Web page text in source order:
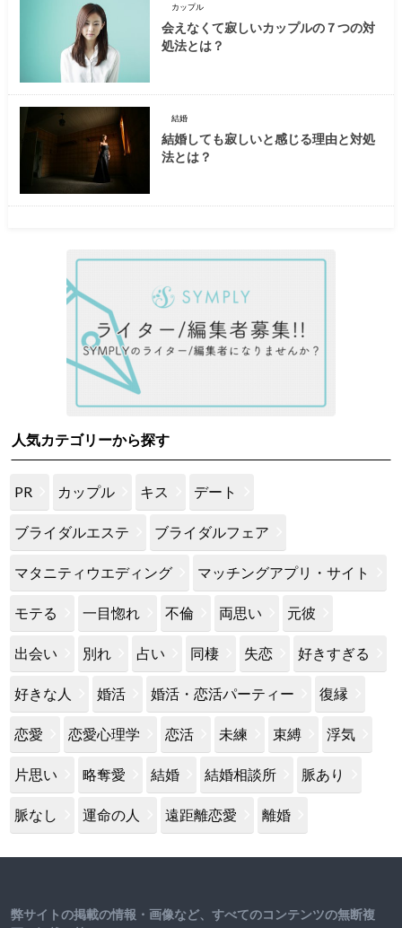
カップル
会えなくて寂しいカップルの７つの対
処法とは？
結婚
結婚しても寂しいと感じる理由と対処
法とは？
人気カテゴリーから探す
PR カップル キス デート
ブライダルエステ ブライダルフェア
マタニティウエディング マッチングアプリ・サイト
モテる 一目惚れ 不倫 両思い 元彼
出会い 別れ 占い 同棲 失恋 好きすぎる
好きな人 婚活 婚活・恋活パーティー 復縁
恋愛 恋愛心理学 恋活 未練 束縛 浮気
片思い 略奪愛 結婚 結婚相談所 脈あり
脈なし 運命の人 遠距離恋愛 離婚
弊サイトの掲載の情報・画像など、すべてのコンテンツの無断複